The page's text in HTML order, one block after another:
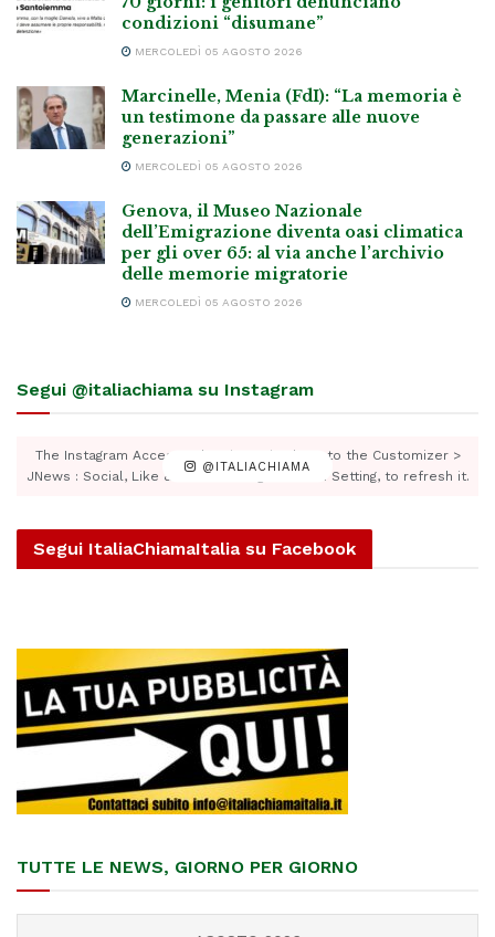
condizioni “disumane”
MERCOLEDÌ 05 AGOSTO 2026
Marcinelle, Menia (FdI): “La memoria è
un testimone da passare alle nuove
generazioni”
MERCOLEDÌ 05 AGOSTO 2026
Genova, il Museo Nazionale
dell’Emigrazione diventa oasi climatica
per gli over 65: al via anche l’archivio
delle memorie migratorie
MERCOLEDÌ 05 AGOSTO 2026
Segui @italiachiama su Instagram
@ITALIACHIAMA
The Instagram Access Token is expired, Go to the Customizer >
JNews : Social, Like & View > Instagram Feed Setting, to refresh it.
Segui ItaliaChiamaItalia su Facebook
TUTTE LE NEWS, GIORNO PER GIORNO